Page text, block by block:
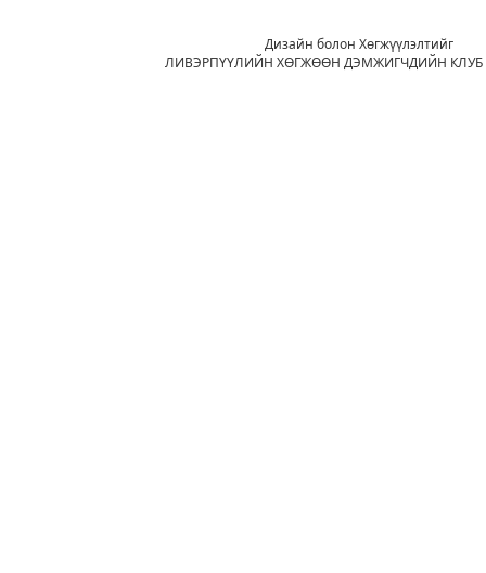
Дизайн болон Хөгжүүлэлтийг
ЛИВЭРПҮҮЛИЙН ХӨГЖӨӨН ДЭМЖИГЧДИЙН КЛУБ